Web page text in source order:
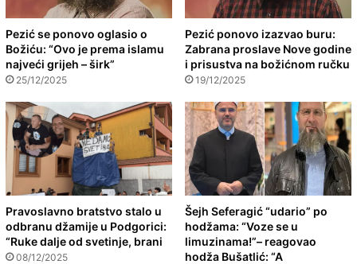
Pezić se ponovo oglasio o
Božiću: “Ovo je prema islamu
najveći grijeh – širk”
25/12/2025
Pezić ponovo izazvao buru:
Zabrana proslave Nove godine
i prisustva na božićnom ručku
19/12/2025
Pravoslavno bratstvo stalo u
odbranu džamije u Podgorici:
“Ruke dalje od svetinje, brani
08/12/2025
Šejh Seferagić “udario” po
hodžama: “Voze se u
limuzinama!”– reagovao
hodža Bušatlić: “A